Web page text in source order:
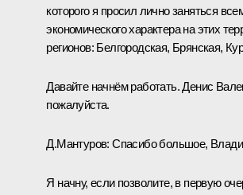
которого я просил лично заняться
экономического характера на этих
регионов: Белгородская, Брянская,
Давайте начнём работать. Денис
пожалуйста.
Д.Мантуров: Спасибо большое,
Я начну, если позволите, в первую